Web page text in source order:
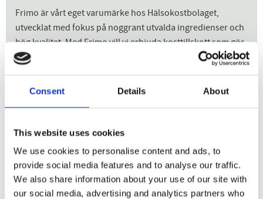
Consent Details About
This website uses cookies
We use cookies to personalise content and ads, to
provide social media features and to analyse our traffic.
We also share information about your use of our site with
our social media, advertising and analytics partners who
Frimo är vårt eget varumärke hos Hälsokostbolaget,
utvecklat med fokus på noggrant utvalda ingredienser och
hög kvalitet. Med Frimo vill vi erbjuda kosttillskott som gör
det enkelt att komplettera kosten och stödja kroppens
Frimo Omega-3 passar dig som vill komplettera din kost
med omega-3 som en del av en balanserad kost och
Dela med dig
Facebook
TwitterLinkedInPinterest